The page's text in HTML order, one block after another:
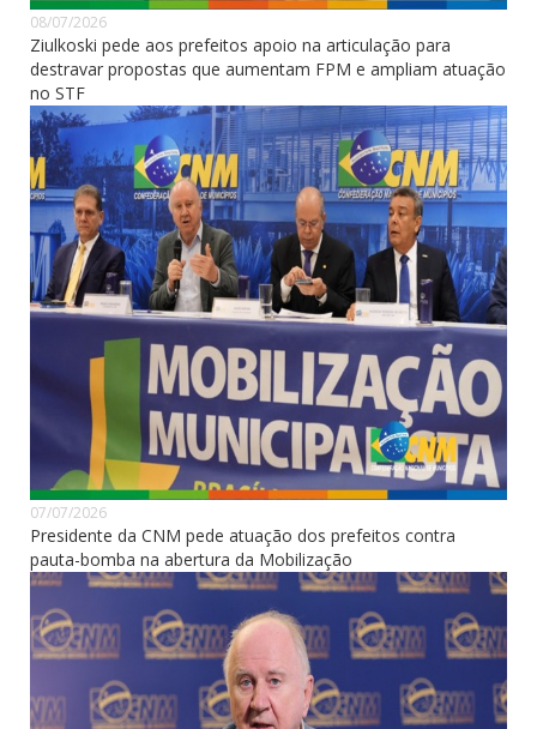
08/07/2026
Ziulkoski pede aos prefeitos apoio na articulação para
destravar propostas que aumentam FPM e ampliam atuação
no STF
07/07/2026
Presidente da CNM pede atuação dos prefeitos contra
pauta-bomba na abertura da Mobilização